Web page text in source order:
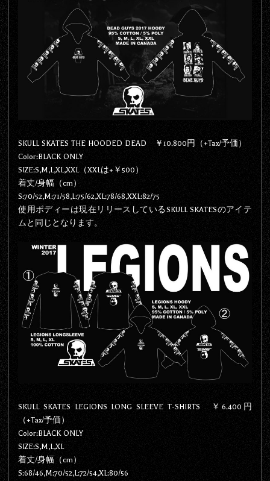
SKULL SKATES THE HOODED DEAD ￥10.800円（+Tax/予価）
Color:BLACK ONLY
SIZE:S,M,L,XL,XXL（XXLは+￥500）
着丈/身幅（cm）
S:70/52,M:71/58,L:75/62,XL:78/68,XXL:82/75
使用ボディーは現在リリースしているSKULL SKATESのアイテ
ムと同じとなります。
SKULL SKATES LEGIONS LONG SLEEVE T-SHIRTS ￥6.400円
（+Tax/予価）
Color:BLACK ONLY
SIZE:S,M,L,XL
着丈/身幅（cm）
S:68/46,M:70/52,L:72/54,XL:80/56